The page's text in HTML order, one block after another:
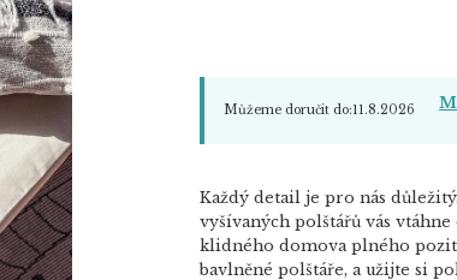
Můžeme doručit do:11.8.2026
Každý detail je pro nás
vyšívaných polštářů vás
klidného domova plného
bavlněné polštáře, a užijte si